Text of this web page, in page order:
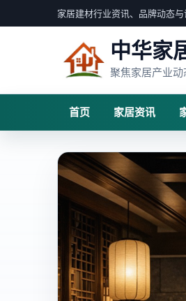
家居建材行业资讯、品牌动态与
中华家
聚焦家居产业
首页 家居资讯